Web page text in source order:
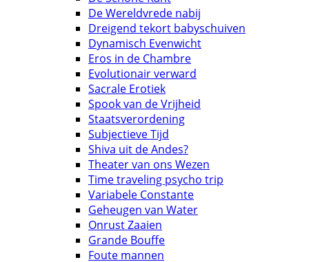
De Wereldvrede nabij
Dreigend tekort babyschuiven
Dynamisch Evenwicht
Eros in de Chambre
Evolutionair verward
Sacrale Erotiek
Spook van de Vrijheid
Staatsverordening
Subjectieve Tijd
Shiva uit de Andes?
Theater van ons Wezen
Time traveling psycho trip
Variabele Constante
Geheugen van Water
Onrust Zaaien
Grande Bouffe
Foute mannen